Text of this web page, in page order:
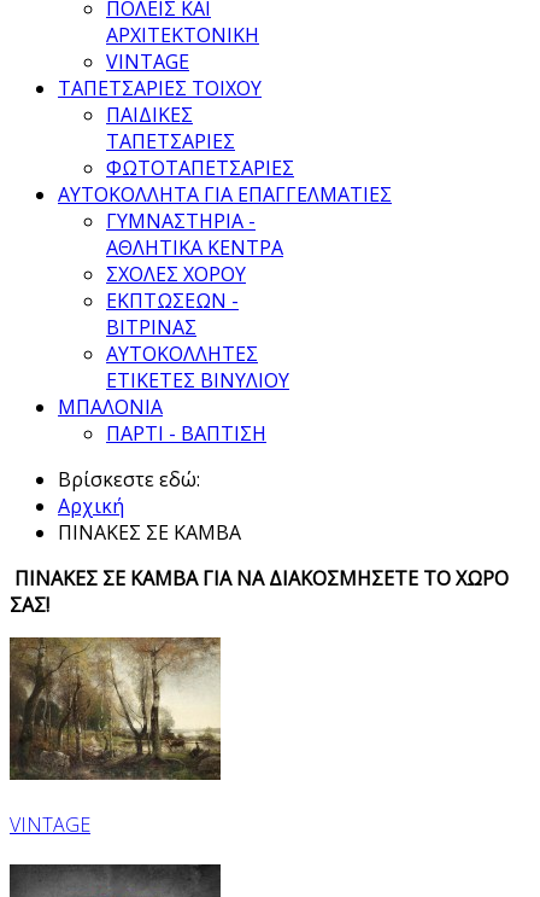
ΠΟΛΕΙΣ ΚΑΙ
ΑΡΧΙΤΕΚΤΟΝΙΚΗ
VINTAGE
ΤΑΠΕΤΣΑΡΙΕΣ ΤΟΙΧΟΥ
ΠΑΙΔΙΚΕΣ
ΤΑΠΕΤΣΑΡΙΕΣ
ΦΩΤΟΤΑΠΕΤΣΑΡΙΕΣ
ΑΥΤΟΚΟΛΛΗΤΑ ΓΙΑ ΕΠΑΓΓΕΛΜΑΤΙΕΣ
ΓΥΜΝΑΣΤΗΡΙΑ -
ΑΘΛΗΤΙΚΑ ΚΕΝΤΡΑ
ΣΧΟΛΕΣ ΧΟΡΟΥ
ΕΚΠΤΩΣΕΩΝ -
ΒΙΤΡΙΝΑΣ
ΑΥΤΟΚΟΛΛΗΤΕΣ
ΕΤΙΚΕΤΕΣ ΒΙΝΥΛΙΟΥ
ΜΠΑΛΟΝΙΑ
ΠΑΡΤΙ - ΒΑΠΤΙΣΗ
Βρίσκεστε εδώ:
Αρχική
ΠΙΝΑΚΕΣ ΣΕ ΚΑΜΒΑ
ΠΙΝΑΚΕΣ ΣΕ ΚΑΜΒΑ ΓΙΑ ΝΑ ΔΙΑΚΟΣΜΗΣΕΤΕ ΤΟ ΧΩΡΟ
ΣΑΣ!
VINTAGE